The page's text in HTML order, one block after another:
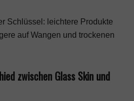
Schlüssel: leichtere Produkte
auf Wangen und trockenen
zwischen Glass Skin und